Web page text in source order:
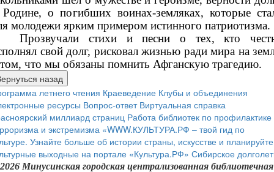
о погибших воинах-земляках, которые
молодежи ярким примером истинного патриотизма.
Прозвучали стихи и песни о тех, кто
свой долг, рисковал жизнью ради мира на
что мы обязаны помнить Афганскую трагедию.
летнего чтения Краеведение Клубы и объединения
ресурсы Вопрос-ответ Виртуальная справка
миллиард страниц Работа библиотек по профилактике
и экстремизма «WWW.КУЛЬТУРА.РФ – твой гид по
Узнайте больше об истории страны, искусстве и планируйте
выходные на портале «Культура.РФ» Сибирское
2026 Минусинская городская централизованная библиотечная